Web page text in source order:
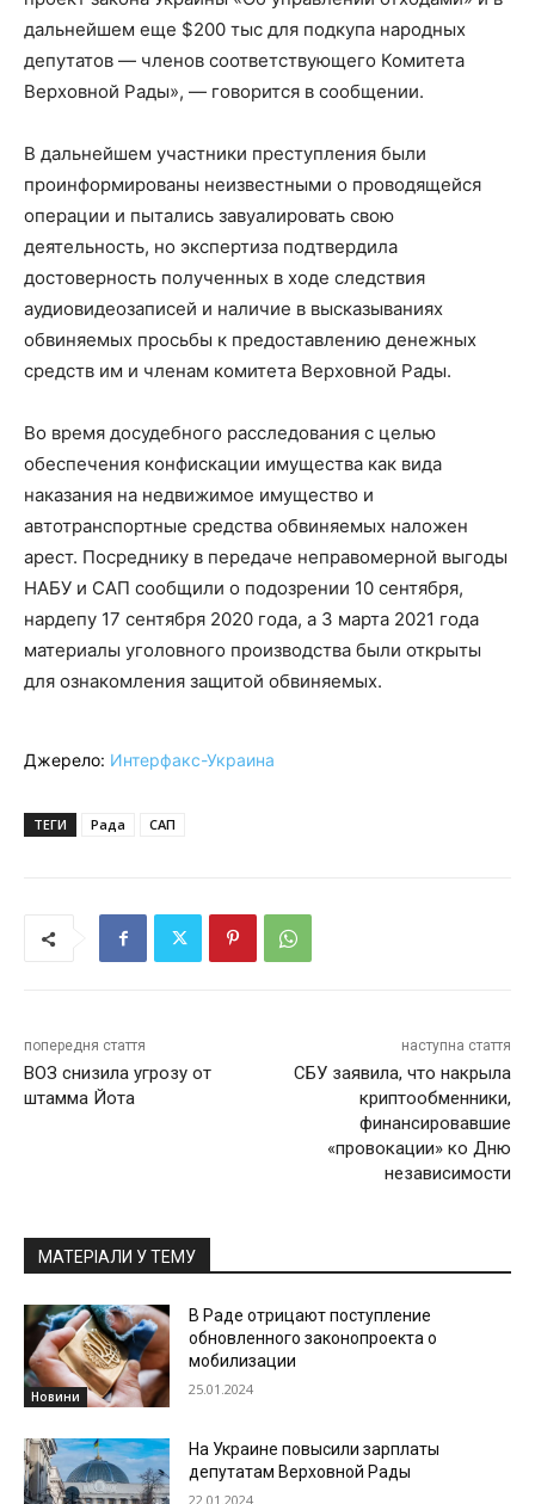
дальнейшем еще $200 тыс для подкупа народных
депутатов — членов соответствующего Комитета
Верховной Рады», — говорится в сообщении.
В дальнейшем участники преступления были
проинформированы неизвестными о проводящейся
операции и пытались завуалировать свою
деятельность, но экспертиза подтвердила
достоверность полученных в ходе следствия
аудиовидеозаписей и наличие в высказываниях
обвиняемых просьбы к предоставлению денежных
средств им и членам комитета Верховной Рады.
Во время досудебного расследования с целью
обеспечения конфискации имущества как вида
наказания на недвижимое имущество и
автотранспортные средства обвиняемых наложен
арест. Посреднику в передаче неправомерной выгоды
НАБУ и САП сообщили о подозрении 10 сентября,
нардепу 17 сентября 2020 года, а 3 марта 2021 года
материалы уголовного производства были открыты
для ознакомления защитой обвиняемых.
Джерело: Интерфакс-Украина
ТЕГИ Рада САП
попередня стаття
ВОЗ снизила угрозу от
штамма Йота
наступна стаття
СБУ заявила, что накрыла
криптообменники,
финансировавшие
«провокации» ко Дню
независимости
МАТЕРІАЛИ У ТЕМУ
Новини
В Раде отрицают поступление
обновленного законопроекта о
мобилизации
25.01.2024
На Украине повысили зарплаты
депутатам Верховной Рады
22.01.2024